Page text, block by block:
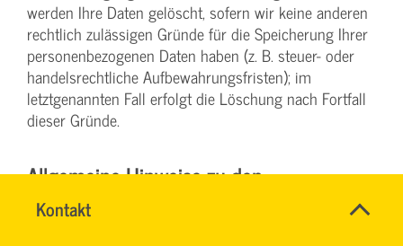
Kontakt
TEAM
Name*
werden Ihre Daten gelöscht, sofern wir keine anderen
rechtlich zulässigen Gründe für die Speicherung Ihrer
personenbezogenen Daten haben (z. B. steuer- oder
handelsrechtliche Aufbewahrungsfristen); im
letztgenannten Fall erfolgt die Löschung nach Fortfall
dieser Gründe.
Allgemeine Hinweise zu den
Rechtsgrundlagen der